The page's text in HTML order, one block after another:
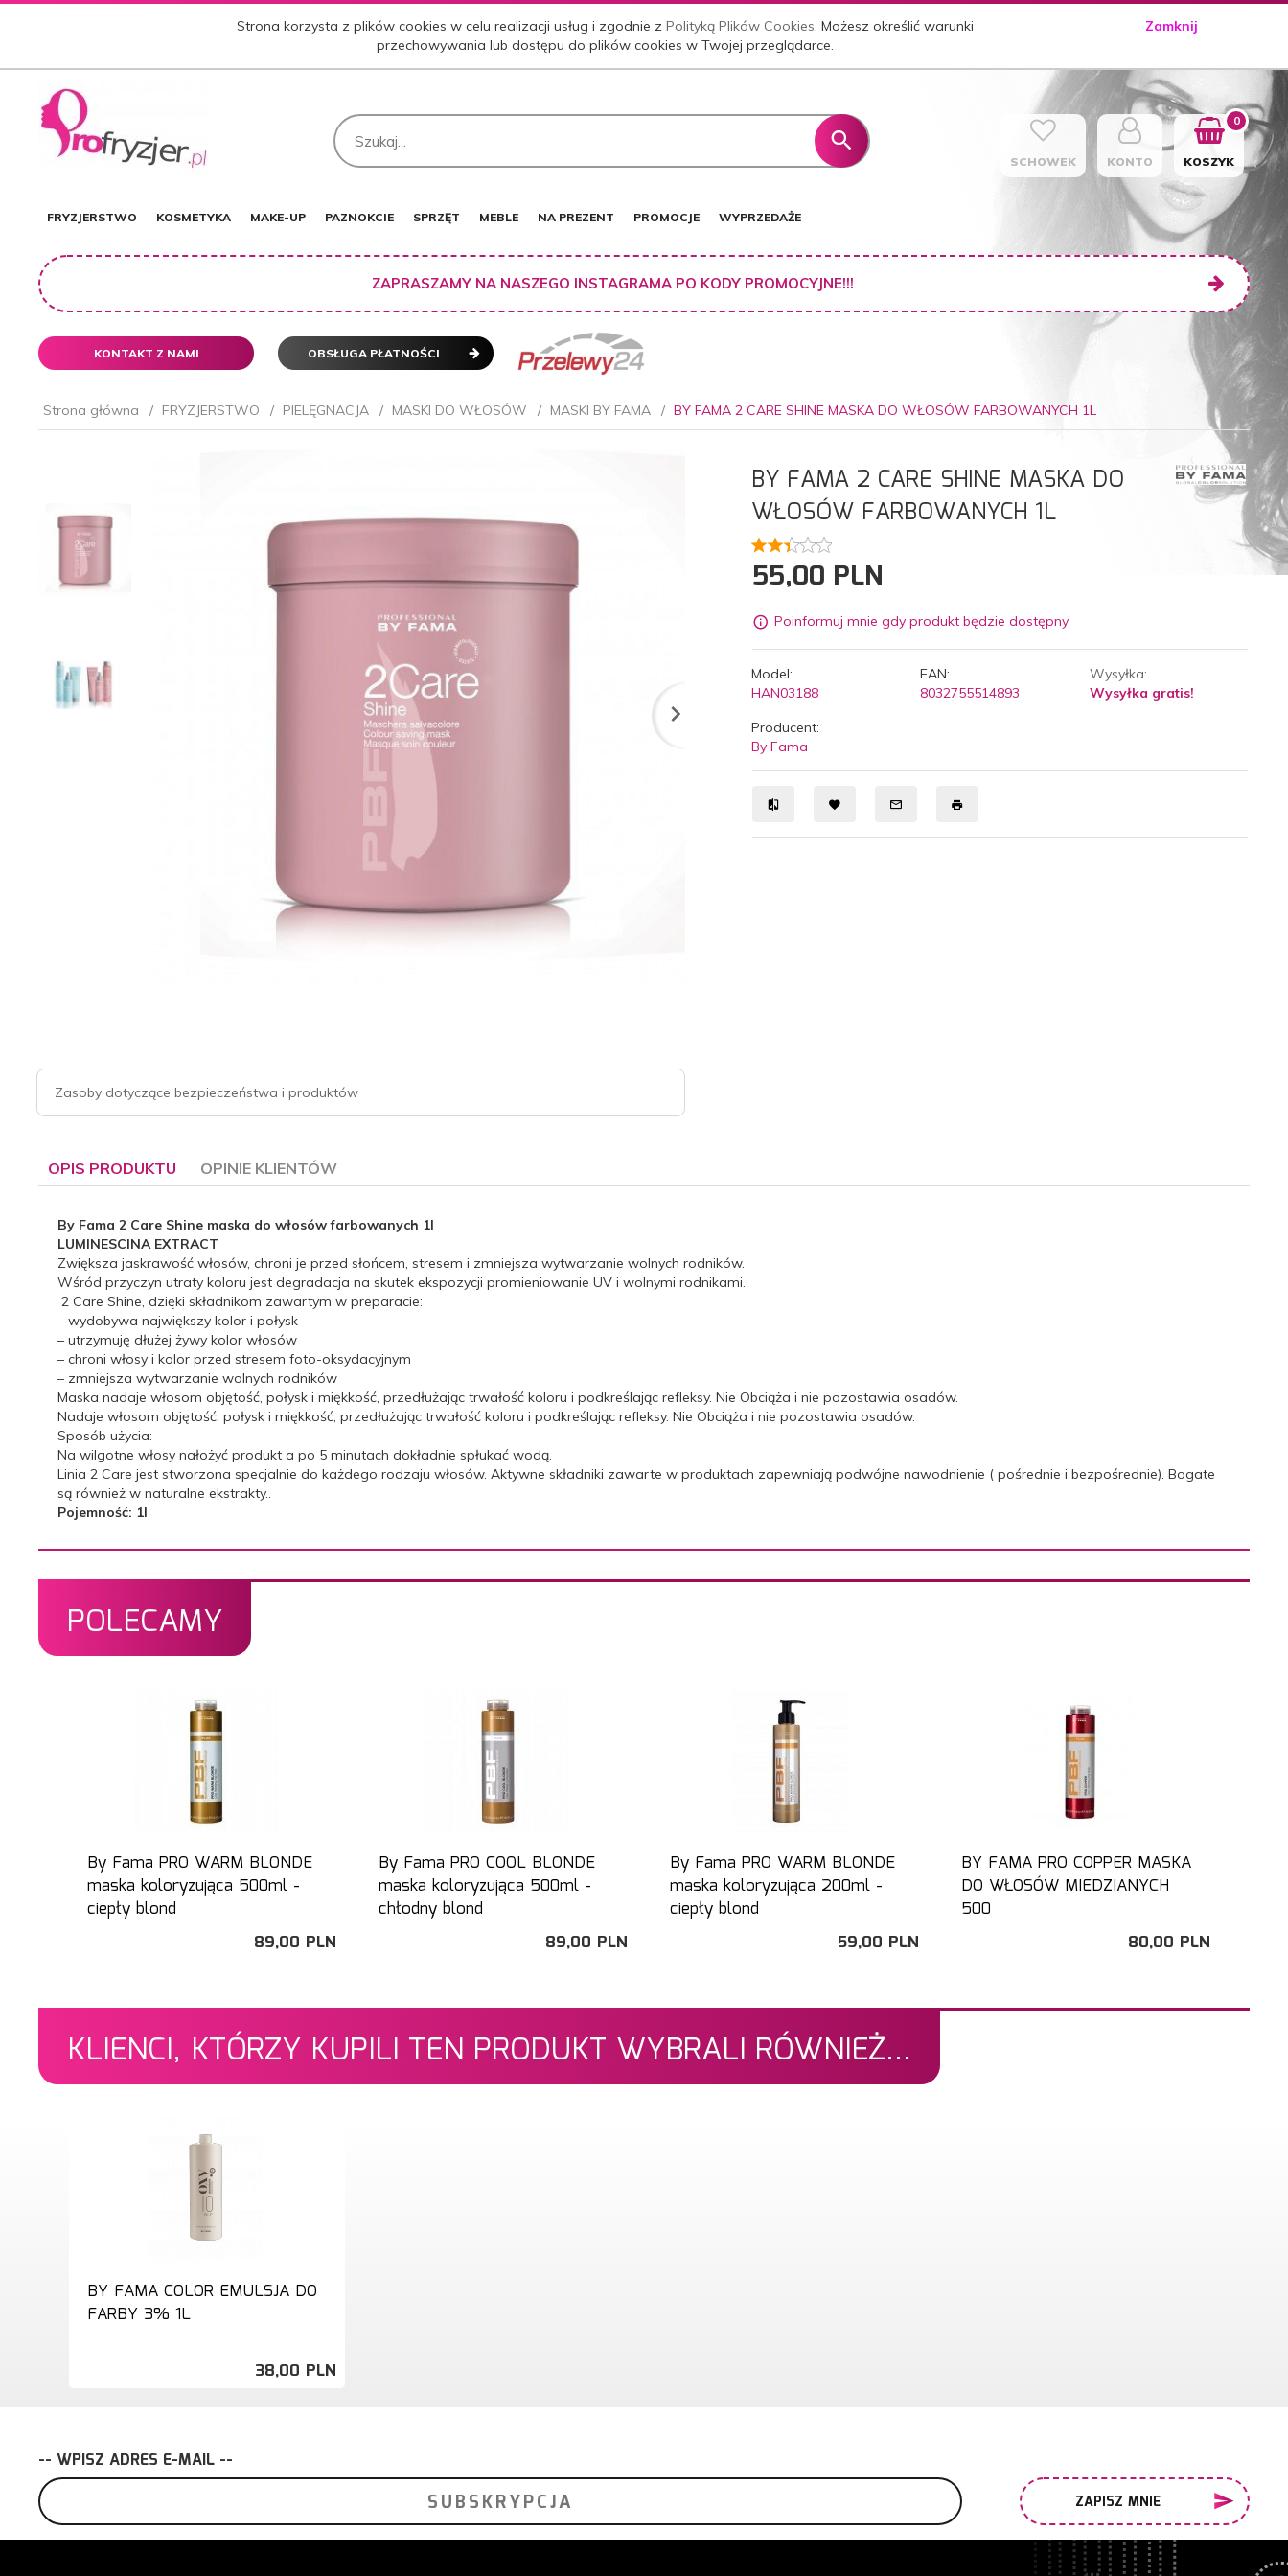
Strona korzysta z plików cookies w celu realizacji usług i zgodnie zPolityką Plików Cookies. Możesz określić warunki
przechowywania lub dostępu do plików cookies w Twojej przeglądarce.
Zamknij
SCHOWEK KONTO KOSZYK
0
FRYZJERSTWO KOSMETYKA MAKE-UP PAZNOKCIE SPRZĘT MEBLE NA PREZENT PROMOCJE WYPRZEDAŻE
ZAPRASZAMY NA NASZEGO INSTAGRAMA PO KODY PROMOCYJNE!!!
KONTAKT Z NAMI OBSŁUGA PŁATNOŚCI
Strona główna FRYZJERSTWO PIELĘGNACJA MASKI DO WŁOSÓW MASKI BY FAMA BY FAMA 2 CARE SHINE MASKA DO WŁOSÓW FARBOWANYCH 1L
Zasoby dotyczące bezpieczeństwa i produktów
BY FAMA 2 CARE SHINE MASKA DO
WŁOSÓW FARBOWANYCH 1L
55,00 PLN
Poinformuj mnie gdy produkt będzie dostępny
Model:
HAN03188
EAN:
8032755514893
Wysyłka:
Wysyłka gratis!
Producent:
By Fama
OPIS PRODUKTU OPINIE KLIENTÓW
By Fama 2 Care Shine maska do włosów farbowanych 1l
LUMINESCINA EXTRACT
Zwiększa jaskrawość włosów, chroni je przed słońcem, stresem i zmniejsza wytwarzanie wolnych rodników.
Wśród przyczyn utraty koloru jest degradacja na skutek ekspozycji promieniowanie UV i wolnymi rodnikami.
2 Care Shine, dzięki składnikom zawartym w preparacie:
– wydobywa największy kolor i połysk
– utrzymuję dłużej żywy kolor włosów
– chroni włosy i kolor przed stresem foto-oksydacyjnym
– zmniejsza wytwarzanie wolnych rodników
Maska nadaje włosom objętość, połysk i miękkość, przedłużając trwałość koloru i podkreślając refleksy. Nie Obciąża i nie pozostawia osadów.
Nadaje włosom objętość, połysk i miękkość, przedłużając trwałość koloru i podkreślając refleksy. Nie Obciąża i nie pozostawia osadów.
Sposób użycia:
Na wilgotne włosy nałożyć produkt a po 5 minutach dokładnie spłukać wodą.
Linia 2 Care jest stworzona specjalnie do każdego rodzaju włosów. Aktywne składniki zawarte w produktach zapewniają podwójne nawodnienie ( pośrednie i bezpośrednie). Bogate
są również w naturalne ekstrakty..
Pojemność: 1l
POLECAMY
By Fama PRO WARM BLONDE
maska koloryzująca 500ml -
ciepły blond
89,00 PLN
By Fama PRO COOL BLONDE
maska koloryzująca 500ml -
chłodny blond
89,00 PLN
By Fama PRO WARM BLONDE
maska koloryzująca 200ml -
ciepły blond
59,00 PLN
BY FAMA PRO COPPER MASKA
DO WŁOSÓW MIEDZIANYCH
500
80,00 PLN
KLIENCI, KTÓRZY KUPILI TEN PRODUKT WYBRALI RÓWNIEŻ...
BY FAMA COLOR EMULSJA DO
FARBY 3% 1L
38,00 PLN
-- WPISZ ADRES E-MAIL --
ZAPISZ MNIE